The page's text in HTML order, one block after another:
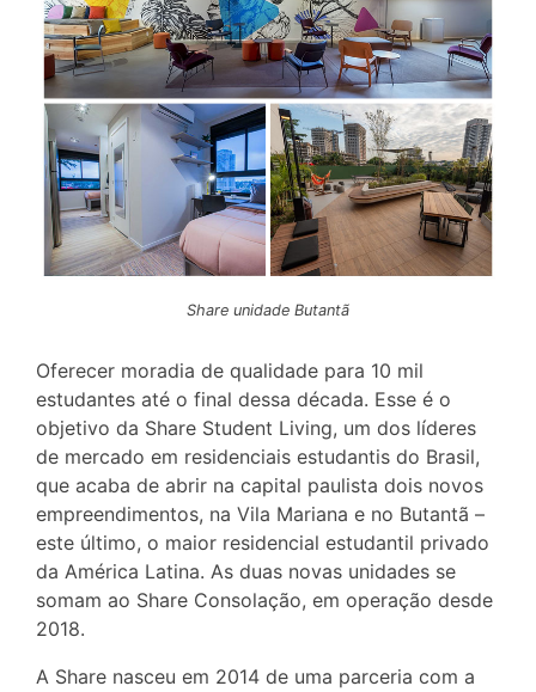
Share unidade Butantã
Oferecer moradia de qualidade para 10 mil
estudantes até o final dessa década. Esse é o
objetivo da Share Student Living, um dos líderes
de mercado em residenciais estudantis do Brasil,
que acaba de abrir na capital paulista dois novos
empreendimentos, na Vila Mariana e no Butantã –
este último, o maior residencial estudantil privado
da América Latina. As duas novas unidades se
somam ao Share Consolação, em operação desde
2018.
A Share nasceu em 2014 de uma parceria com a